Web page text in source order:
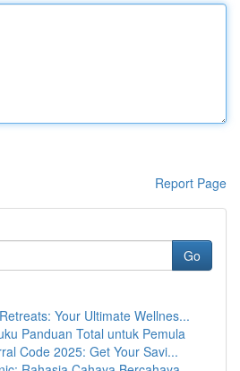
Report Page
Go
Your Ultimate Wellnes...
Panduan Total untuk Pemula
Code 2025: Get Your Savi...